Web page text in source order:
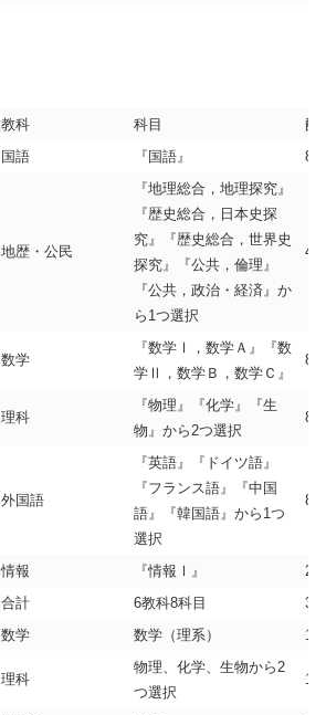
教科 科目 配
国語 『国語』 80
地歴・公民
『地理総合，地理探究』
『歴史総合，日本史探
究』『歴史総合，世界史
探究』『公共，倫理』
『公共，政治・経済』か
ら1つ選択
40
数学
『数学Ⅰ，数学Ａ』『数
学Ⅱ，数学Ｂ，数学Ｃ』
80
理科
『物理』『化学』『生
物』から2つ選択
80
外国語
『英語』『ドイツ語』
『フランス語』『中国
語』『韓国語』から1つ
選択
80
情報 『情報Ⅰ』
20
合計
6教科8科目
数学 数学（理系）
理科
物理、化学、生物から2
つ選択